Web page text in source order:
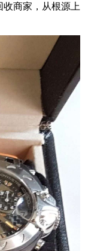
商家，从根源上